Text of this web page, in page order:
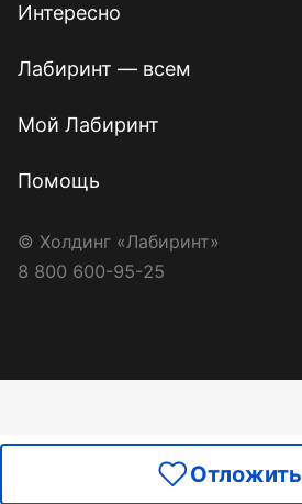
Отложить
Интересно
Лабиринт — всем
Мой Лабиринт
Помощь
© Холдинг «Лабиринт»
8 800 600-95-25